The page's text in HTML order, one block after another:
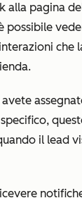
alla pagina
possibile
che
il lead